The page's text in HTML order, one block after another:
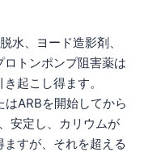
水、ヨード造影剤、
トンポンプ阻害薬は
起こし得ます。
はARBを開始してから
安定し、カリウムが
すが、それを超える